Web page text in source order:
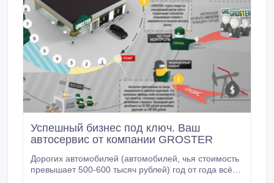
Успешный бизнес под ключ. Ваш
автосервис от компании GROSTER
Дорогих автомобилей (автомобилей, чья стоимость
превышает 500-600 тысяч рублей) год от года всё